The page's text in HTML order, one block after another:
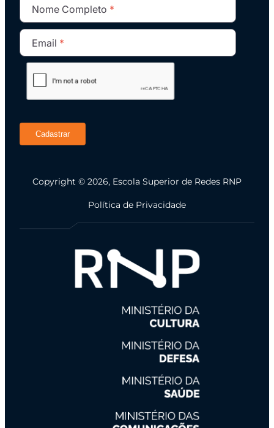
Nome Completo
Email
Cadastrar
Copyright © 2026, Escola Superior de Redes RNP
Política de Privacidade